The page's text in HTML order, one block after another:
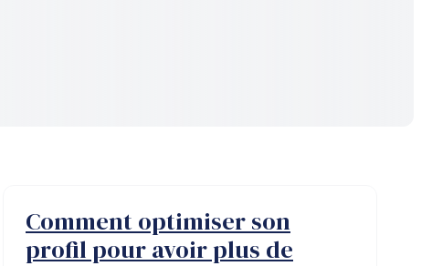
Comment optimiser son
profil pour avoir plus de